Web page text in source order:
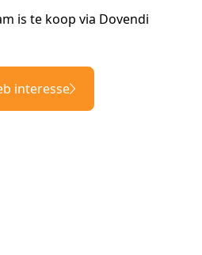
is te koop via Dovendi
interesse